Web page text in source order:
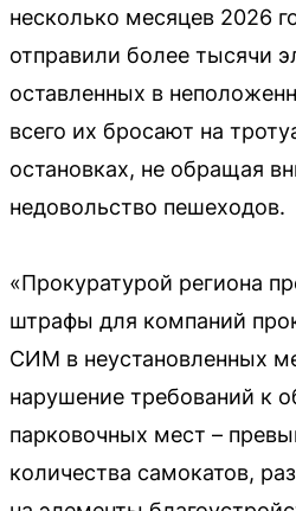
несколько месяцев 2026
отправили более тысячи
оставленных в
всего их бросают на
остановках, не обращая
недовольство пешеходов.
«Прокуратурой региона
штрафы для компаний
СИМ в неустановленных
нарушение требований к
парковочных мест –
количества самокатов,